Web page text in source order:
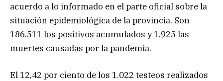
acuerdo a lo informado en el parte oficial sobre la
situación epidemiológica de la provincia. Son
186.511 los positivos acumulados y 1.925 las
muertes causadas por la pandemia.
El 12,42 por ciento de los 1.022 testeos realizados